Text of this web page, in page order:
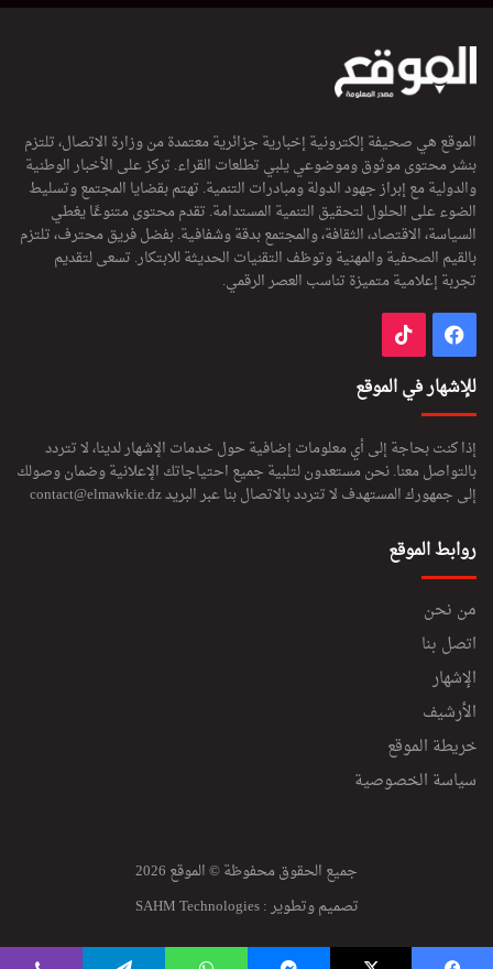
الموقع هي صحيفة إلكترونية إخبارية جزائرية معتمدة من وزارة الاتصال، تلتزم
بنشر محتوى موثوق وموضوعي يلبي تطلعات القراء. تركز على الأخبار الوطنية
والدولية مع إبراز جهود الدولة ومبادرات التنمية. تهتم بقضايا المجتمع وتسليط
الضوء على الحلول لتحقيق التنمية المستدامة. تقدم محتوى متنوعًا يغطي
السياسة، الاقتصاد، الثقافة، والمجتمع بدقة وشفافية. بفضل فريق محترف، تلتزم
بالقيم الصحفية والمهنية وتوظف التقنيات الحديثة للابتكار. تسعى لتقديم
تجربة إعلامية متميزة تناسب العصر الرقمي.
فيسبوك
للإشهار في الموقع
إذا كنت بحاجة إلى أي معلومات إضافية حول خدمات الإشهار لدينا، لا تتردد
بالتواصل معنا. نحن مستعدون لتلبية جميع احتياجاتك الإعلانية وضمان وصولك
إلى جمهورك المستهدف لا تتردد بالاتصال بنا عبر البريدcontact@elmawkie.dz
روابط الموقع
من نحن
اتصل بنا
الإشهار
الأرشيف
خريطة الموقع
سياسة الخصوصية
جميع الحقوق محفوظة © الموقع 2026
تصميم وتطوير :SAHM Technologies